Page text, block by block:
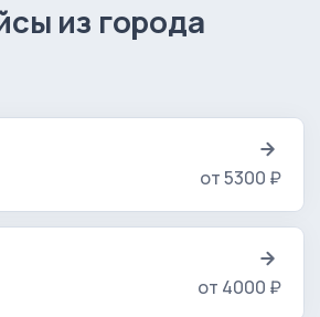
из города
от 5300 ₽
от 4000 ₽